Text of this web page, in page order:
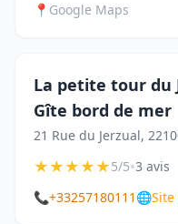
📍 Google Maps
La petite tour du
Gîte bord de mer
21 Rue du Jerzual,
★★★★★5/5•3 avis
📞+33257180111 🌐Site